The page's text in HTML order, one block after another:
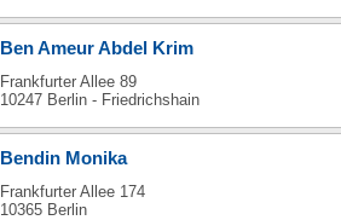
Ben Ameur Abdel Krim
Frankfurter Allee 89
10247 Berlin - Friedrichshain
Bendin Monika
Frankfurter Allee 174
10365 Berlin